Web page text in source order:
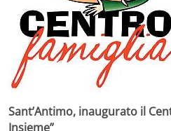
Sant’Antimo, inaugurato il
Insieme”